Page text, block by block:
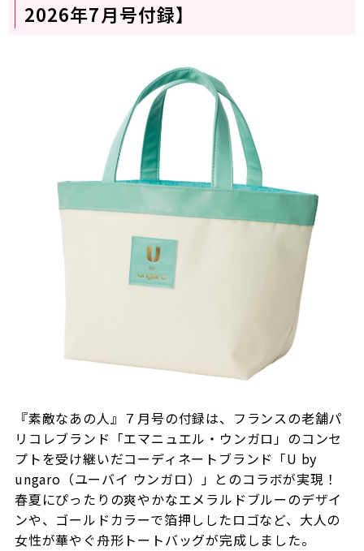
2026年7月号付録】
『素敵なあの人』７月号の付録は、フランスの老舗パ
リコレブランド「エマニュエル・ウンガロ」のコンセ
プトを受け継いだコーディネートブランド「U by
ungaro（ユーバイ ウンガロ）」とのコラボが実現！
春夏にぴったりの爽やかなエメラルドブルーのデザイ
ンや、ゴールドカラーで箔押ししたロゴなど、大人の
女性が華やぐ舟形トートバッグが完成しました。